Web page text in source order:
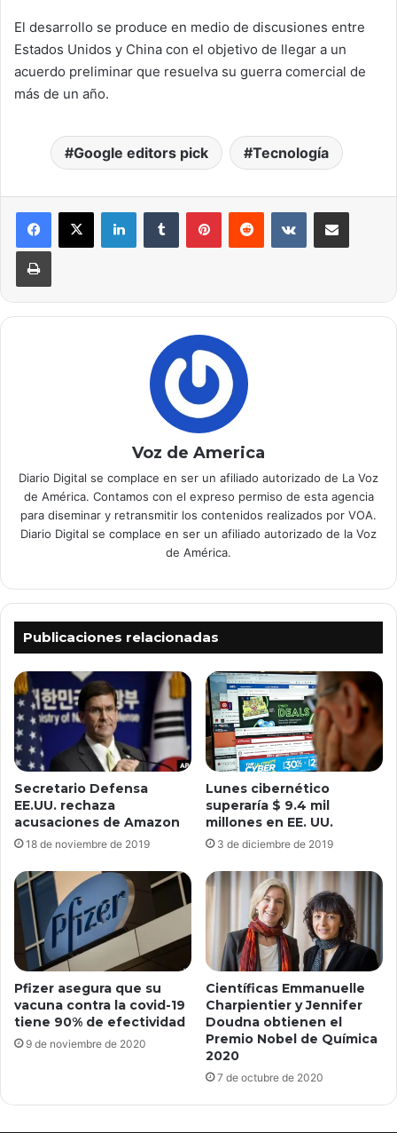
El desarrollo se produce en medio de discusiones entre
Estados Unidos y China con el objetivo de llegar a un
acuerdo preliminar que resuelva su guerra comercial de
más de un año.
Google editors pick Tecnología
Voz de America
Diario Digital se complace en ser un afiliado autorizado de La Voz
de América. Contamos con el expreso permiso de esta agencia
para diseminar y retransmitir los contenidos realizados por VOA.
Diario Digital se complace en ser un afiliado autorizado de la Voz
de América.
Publicaciones relacionadas
Secretario Defensa
EE.UU. rechaza
acusaciones de Amazon
18 de noviembre de 2019
Lunes cibernético
superaría $ 9.4 mil
millones en EE. UU.
3 de diciembre de 2019
Pfizer asegura que su
vacuna contra la covid-19
tiene 90% de efectividad
9 de noviembre de 2020
Científicas Emmanuelle
Charpientier y Jennifer
Doudna obtienen el
Premio Nobel de Química
2020
7 de octubre de 2020